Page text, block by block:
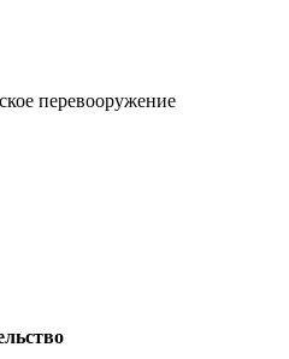
перевооружение